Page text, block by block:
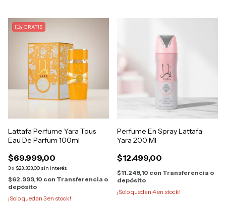
GRATIS
Lattafa Perfume Yara Tous
Eau De Parfum 100ml
$69.999,00
3x $23.333,00 sin interés
$62.999,10 con Transferencia o
depósito
¡Solo quedan 3en stock!
Perfume En Spray Lattafa
Yara 200 Ml
$12.499,00
$11.249,10 con Transferencia o
depósito
¡Solo quedan 4en stock!